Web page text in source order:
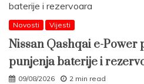
Novosti Vijesti
Nissan Qashqai e-Power
punjenja baterije i
09/08/2026 2 min read